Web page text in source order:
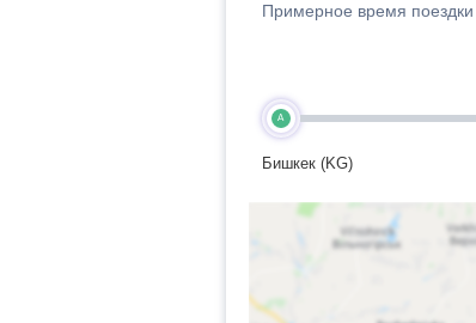
Примерное время
A
Бишкек (KG)